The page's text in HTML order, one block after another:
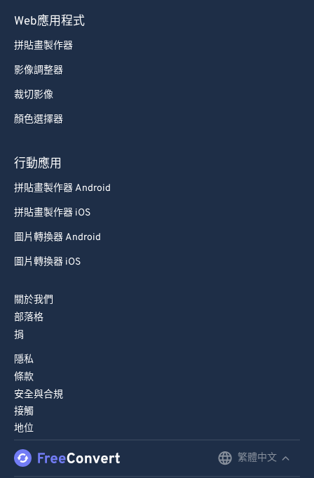
Web應用程式
拼貼畫製作器
影像調整器
裁切影像
顏色選擇器
行動應用
拼貼畫製作器 Android
拼貼畫製作器 iOS
圖片轉換器 Android
圖片轉換器 iOS
關於我們
部落格
捐
隱私
條款
安全與合規
接觸
地位
繁體中文